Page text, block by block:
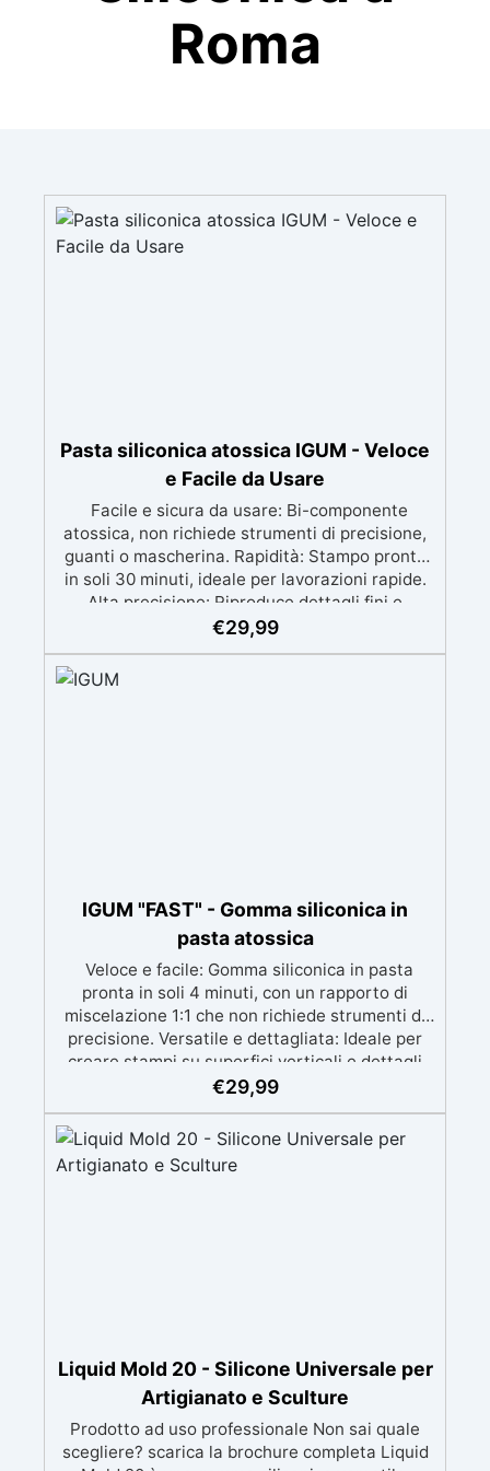
Roma
Pasta siliconica atossica IGUM - Veloce
e Facile da Usare
Facile e sicura da usare: Bi-componente
atossica, non richiede strumenti di precisione,
guanti o mascherina. Rapidità: Stampo pronto
in soli 30 minuti, ideale per lavorazioni rapide.
Alta precisione: Riproduce dettagli fini e
complessi con un risultato professionale.
metallo a basso punto di fusione, sapone e
cemento. Resistente e durevole: Consente oltre
€29,99
IGUM "FAST" - Gomma siliconica in
pasta atossica
Veloce e facile: Gomma siliconica in pasta
pronta in soli 4 minuti, con un rapporto di
miscelazione 1:1 che non richiede strumenti di
precisione. Versatile e dettagliata: Ideale per
creare stampi su superfici verticali e dettagli
intricati, compatibile con resine, gesso, cera,
Atossica e sicura: Formulazione inodore,
atossica e facile da maneggiare senza guanti o
mascherina. Alta resistenza e durabilità:
€29,99
Liquid Mold 20 - Silicone Universale per
Artigianato e Sculture
Prodotto ad uso professionale Non sai quale
scegliere? scarica la brochure completa Liquid